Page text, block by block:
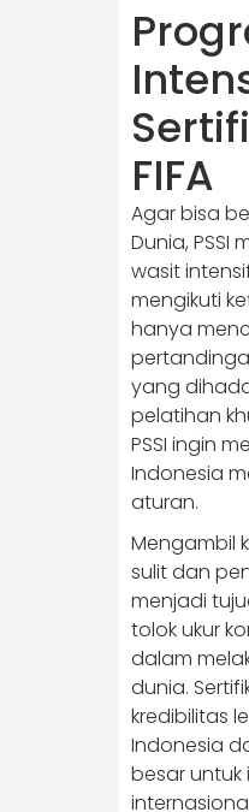
FIFA
Agar bisa
Dunia,
wasit
mengikuti
hanya
yang
pelatihan
PSSI ingin
Indonesia
aturan.
Mengambil
sulit dan
menjadi
tolok ukur
dalam
dunia.
kredibilitas
Indonesia
besar untuk